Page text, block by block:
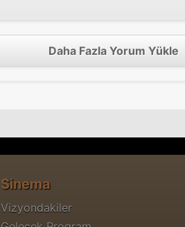
Daha Fazla Yorum Yükle
Sinema
Vizyondakiler